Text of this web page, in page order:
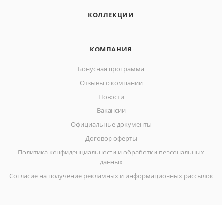
КОЛЛЕКЦИИ
КОМПАНИЯ
Бонусная программа
Отзывы о компании
Новости
Вакансии
Официальные документы
Договор оферты
Политика конфиденциальности и обработки персональных
данных
Согласие на получение рекламных и информационных рассылок